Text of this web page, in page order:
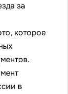
за
которое
в